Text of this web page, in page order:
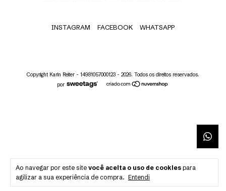
Ao navegar por este site você aceita o uso de cookies para
agilizar a sua experiência de compra. Entendi
INSTAGRAM FACEBOOK WHATSAPP
Copyright Karin Reiter - 14981057000123 - 2026. Todos os direitos reservados.
por